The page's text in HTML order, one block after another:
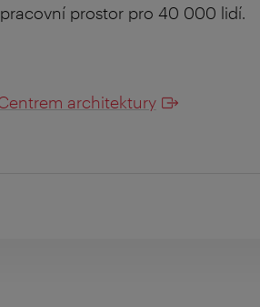
prostor pro 40 000 lidí.
architektury